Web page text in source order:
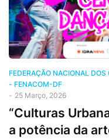
FEDERAÇÃO NACIONAL
- FENACOM-DF
- 25 Março, 2026
“Culturas
a potência da